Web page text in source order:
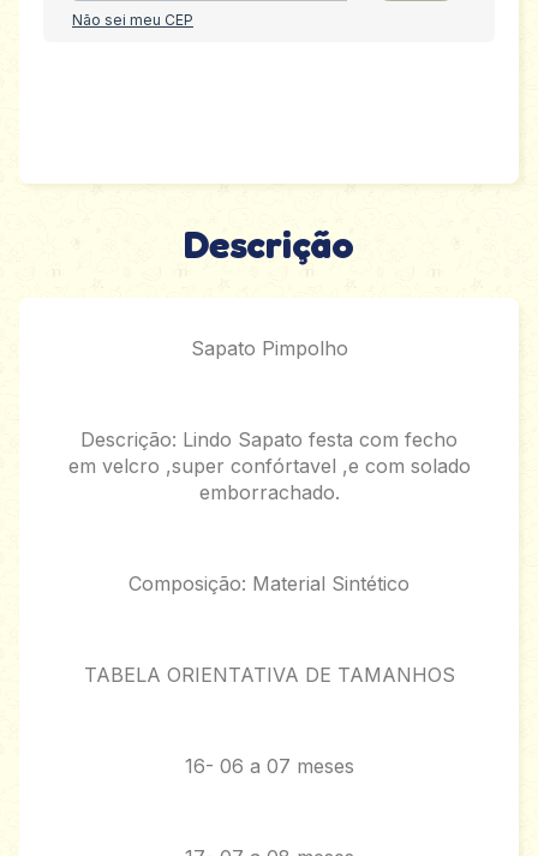
Não sei meu CEP
Descrição
Sapato Pimpolho
Descrição: Lindo Sapato festa com fecho
em velcro ,super confórtavel ,e com solado
emborrachado.
Composição: Material Sintético
TABELA ORIENTATIVA DE TAMANHOS
16- 06 a 07 meses